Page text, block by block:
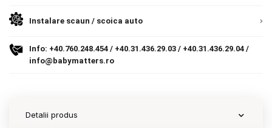
Contact
Instalare scaun / scoica auto
Info: +40.760.248.454 / +40.31.436.29.03 / +40.31.436.29.04 /
info@babymatters.ro
Detalii produs